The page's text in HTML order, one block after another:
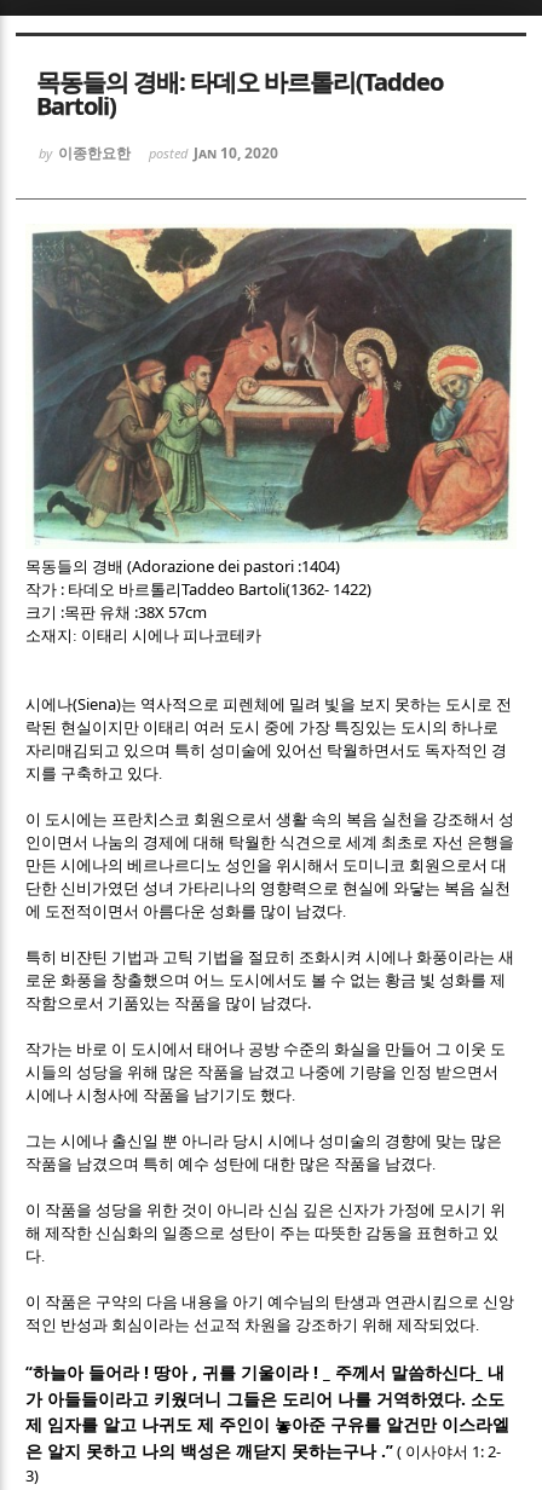
목동들의 경배: 타데오 바르톨리(Taddeo
Bartoli)
by 이종한요한 posted Jan 10, 2020
목동들의 경배(Adorazione dei pastori :1404)
작가 : 타데오 바르톨리Taddeo Bartoli(1362- 1422)
크기 :목판 유채 :38X 57cm
소재지: 이태리 시에나 피나코테카
시에나(Siena)는 역사적으로 피렌체에 밀려 빛을 보지 못하는 도시로 전
락된 현실이지만 이태리 여러 도시 중에 가장 특징있는 도시의 하나로
자리매김되고 있으며 특히 성미술에 있어선 탁월하면서도 독자적인 경
지를 구축하고 있다.
이 도시에는 프란치스코 회원으로서 생활 속의 복음 실천을 강조해서 성
인이면서 나눔의 경제에 대해 탁월한 식견으로 세계 최초로 자선 은행을
만든 시에나의 베르나르디노 성인을 위시해서 도미니코 회원으로서 대
단한 신비가였던 성녀 가타리나의 영향력으로 현실에 와닿는 복음 실천
에 도전적이면서 아름다운 성화를 많이 남겼다.
특히 비쟌틴 기법과 고틱 기법을 절묘히 조화시켜 시에나 화풍이라는 새
로운 화풍을 창출했으며 어느 도시에서도 볼 수 없는 황금 빛 성화를 제
작함으로서 기품있는 작품을 많이 남겼다.
작가는 바로 이 도시에서 태어나 공방 수준의 화실을 만들어 그 이웃 도
시들의 성당을 위해 많은 작품을 남겼고 나중에 기량을 인정 받으면서
시에나 시청사에 작품을 남기기도 했다.
그는 시에나 출신일 뿐 아니라 당시 시에나 성미술의 경향에 맞는 많은
작품을 남겼으며 특히 예수 성탄에 대한 많은 작품을 남겼다.
이 작품을 성당을 위한 것이 아니라 신심 깊은 신자가 가정에 모시기 위
해 제작한 신심화의 일종으로 성탄이 주는 따뜻한 감동을 표현하고 있
다.
이 작품은 구약의 다음 내용을 아기 예수님의 탄생과 연관시킴으로 신앙
적인 반성과 회심이라는 선교적 차원을 강조하기 위해 제작되었다.
“하늘아 들어라! 땅아 ,귀를 기울이라! _ 주께서 말씀하신다_
내
가 아들들이라고 키웠더니 그들은 도리어 나를 거역하였다. 소도
제 임자를 알고 나귀도 제 주인이 놓아준 구유를 알건만 이스라엘
은 알지 못하고 나의 백성은 깨닫지 못하는구나.”( 이사야서 1: 2-
3)
Sketchbook5, 스케치북5
Sketchbook5, 스케치북5
Sketchbook5, 스케치북5
Sketchbook5, 스케치북5